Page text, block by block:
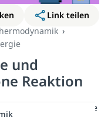
Link teilen
und
Reaktion
wir dir die Merkmale
von exergonen